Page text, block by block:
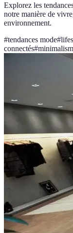
Explorez les
notre manière de
environnement.
#tendances mode#
connectés#